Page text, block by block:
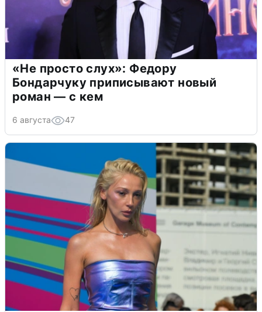
«Не просто слух»: Федору
Бондарчуку приписывают новый
роман — с кем
6 августа 47